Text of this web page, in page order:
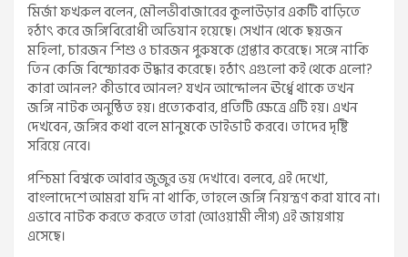
মির্জা ফখরুল বলেন, মৌলভীবাজারের কুলাউড়ার একটি বাড়িতে
হঠাৎ করে জঙ্গিবিরোধী অভিযান হয়েছে। সেখান থেকে ছয়জন
মহিলা, চারজন শিশু ও চারজন পুরুষকে গ্রেপ্তার করেছে। সঙ্গে নাকি
তিন কেজি বিস্ফোরক উদ্ধার করেছে। হঠাৎ এগুলো কই থেকে এলো?
কারা আনল? কীভাবে আনল? যখন আন্দোলন ঊর্ধ্বে থাকে তখন
জঙ্গি নাটক অনুষ্ঠিত হয়। প্রত্যেকবার, প্রতিটি ক্ষেত্রে এটি হয়। এখন
দেখবেন, জঙ্গির কথা বলে মানুষকে ডাইভার্ট করবে। তাদের দৃষ্টি
সরিয়ে নেবে।
পশ্চিমা বিশ্বকে আবার জুজুর ভয় দেখাবে। বলবে, এই দেখো,
বাংলাদেশে আমরা যদি না থাকি, তাহলে জঙ্গি নিয়ন্ত্রণ করা যাবে না।
এভাবে নাটক করতে করতে তারা (আওয়ামী লীগ) এই জায়গায়
এসেছে।